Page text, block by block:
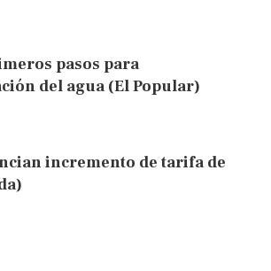
pasos para
del agua (El Popular)
incremento de tarifa de